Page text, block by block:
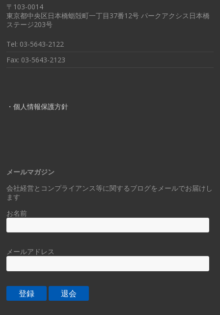
〒103-0014
東京都中央区日本橋蛎殻町一丁目37番12号 パークアクシス日本橋
ステージ203号
Tel: 03-5643-2122
Fax: 03-5643-2123
・個人情報保護方針
メールマガジン
会社経営とコンプライアンス等に関するブログをメールでお届けし
ます
お名前
メールアドレス